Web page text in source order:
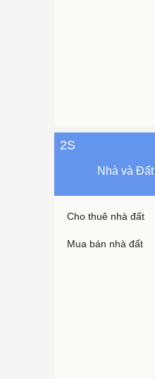
2S
Nhà và Đất
Cho thuê nhà đất
Mua bán nhà đất